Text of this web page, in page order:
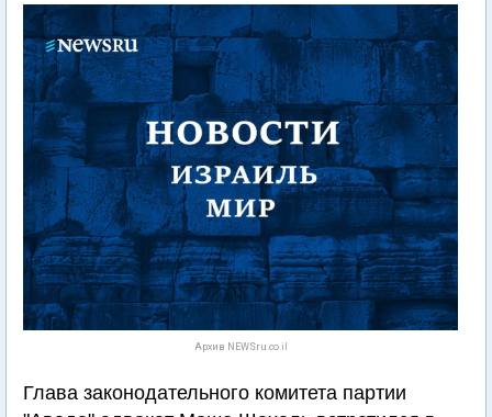
Архив NEWSru.co.il
Глава законодательного комитета партии